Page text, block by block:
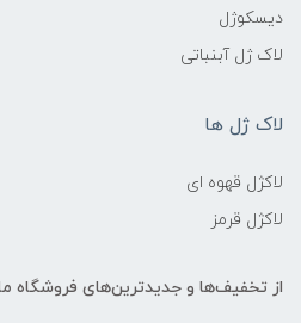
دیسکوژل
لاک ژل آبنباتی
لاک ژل ها
لاکژل قهوه ای
لاکژل قرمز
از تخفیف‌ها و جدیدترین‌های فروشگاه